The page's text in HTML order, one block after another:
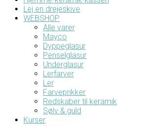
Lej en drejeskive
WEBSHOP
Alle varer
Mayco
Dyppeglasur
Penselglasur
Underglasur
Lerfarver
Ler
Farveprikker
Redskaber til keramik
Sølv & guld
Kurser